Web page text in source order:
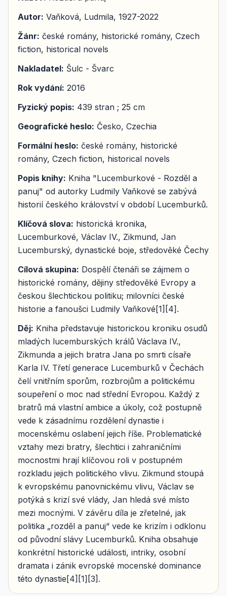
Autor: Vaňková, Ludmila, 1927-2022
Žánr: české romány, historické romány, Czech
fiction, historical novels
Nakladatel: Šulc - Švarc
Rok vydání: 2016
Fyzický popis: 439 stran ; 25 cm
Geografické heslo: Česko, Czechia
Formální heslo: české romány, historické
romány, Czech fiction, historical novels
Popis knihy: Kniha "Lucemburkové - Rozděl a
panuj" od autorky Ludmily Vaňkové se zabývá
historií českého království v období Lucemburků.
Klíčová slova: historická kronika,
Lucemburkové, Václav IV., Zikmund, Jan
Lucemburský, dynastické boje, středověké Čechy
Cílová skupina: Dospělí čtenáři se zájmem o
historické romány, dějiny středověké Evropy a
českou šlechtickou politiku; milovníci české
historie a fanoušci Ludmily Vaňkové[1][4].
Děj: Kniha představuje historickou kroniku osudů
mladých lucemburských králů Václava IV.,
Zikmunda a jejich bratra Jana po smrti císaře
Karla IV. Třetí generace Lucemburků v Čechách
čelí vnitřním sporům, rozbrojům a politickému
soupeření o moc nad střední Evropou. Každý z
bratrů má vlastní ambice a úkoly, což postupně
vede k zásadnímu rozdělení dynastie i
mocenskému oslabení jejich říše. Problematické
vztahy mezi bratry, šlechtici i zahraničními
mocnostmi hrají klíčovou roli v postupném
rozkladu jejich politického vlivu. Zikmund stoupá
k evropskému panovnickému vlivu, Václav se
potýká s krizí své vlády, Jan hledá své místo
mezi mocnými. V závěru díla je zřetelné, jak
politika „rozděl a panuj“ vede ke krizím i odklonu
od původní slávy Lucemburků. Kniha obsahuje
konkrétní historické události, intriky, osobní
dramata i zánik evropské mocenské dominance
této dynastie[4][1][3].